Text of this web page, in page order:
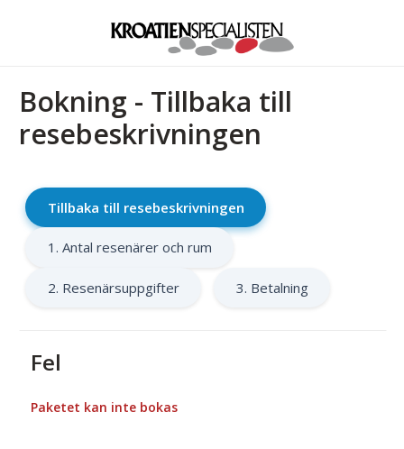
Bokning - Tillbaka till
resebeskrivningen
Tillbaka till resebeskrivningen
1. Antal resenärer och rum
2. Resenärsuppgifter 3. Betalning
Fel
Paketet kan inte bokas